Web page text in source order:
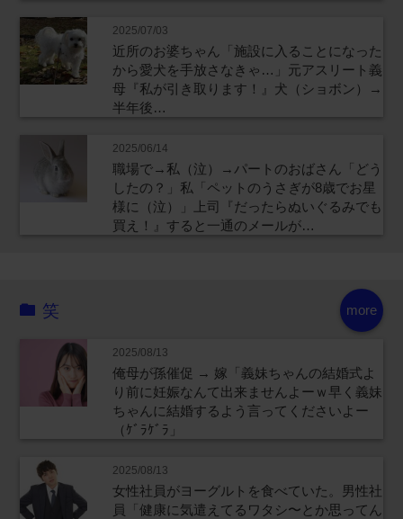
2025/07/03
近所のお婆ちゃん「施設に入ることになった
から愛犬を手放さなきゃ…」元アスリート義
母『私が引き取ります！』犬（ショボン）→
半年後…
2025/06/14
職場で→私（泣）→パートのおばさん「どう
したの？」私「ペットのうさぎが8歳でお星
様に（泣）」上司『だったらぬいぐるみでも
買え！』すると一通のメールが…
more
笑
2025/08/13
俺母が孫催促 → 嫁「義妹ちゃんの結婚式よ
り前に妊娠なんて出来ませんよーｗ早く義妹
ちゃんに結婚するよう言ってくださいよー
（ｹﾞﾗｹﾞﾗ」
2025/08/13
女性社員がヨーグルトを食べていた。男性社
員「健康に気遣えてるワタシ〜とか思ってん